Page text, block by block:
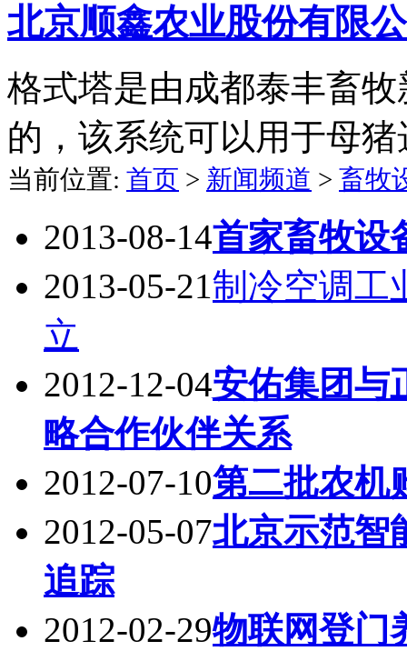
北京顺鑫农业股份有限
格式塔是由成都泰丰畜
的，该系统可以用于母猪
当前位置: 首页 > 新闻频道 > 畜牧
2013-08-14首家畜牧设
2013-05-21制冷空调工
立
2012-12-04安佑集团与
略合作伙伴关系
2012-07-10第二批农机
2012-05-07北京示范智
追踪
2012-02-29物联网登门